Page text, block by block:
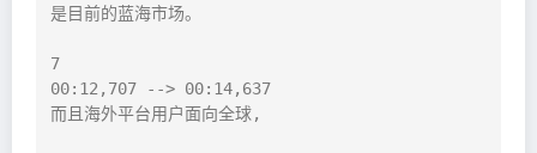
是目前的蓝海市场。
7
00:12,707 --> 00:14,637
而且海外平台用户面向全球,